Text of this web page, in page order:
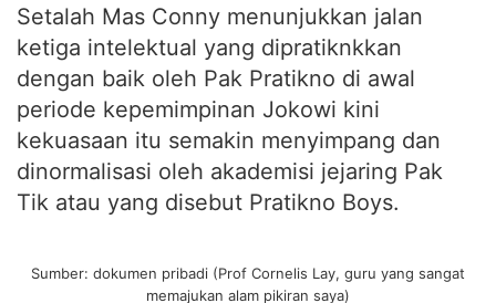
Setalah Mas Conny menunjukkan jalan
ketiga intelektual yang dipratiknkkan
dengan baik oleh Pak Pratikno di awal
periode kepemimpinan Jokowi kini
kekuasaan itu semakin menyimpang dan
dinormalisasi oleh akademisi jejaring Pak
Tik atau yang disebut Pratikno Boys.
Sumber: dokumen pribadi (Prof Cornelis Lay, guru yang sangat
memajukan alam pikiran saya)